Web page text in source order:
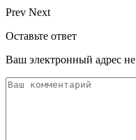
Prev Next
Оставьте ответ
Ваш электронный адрес